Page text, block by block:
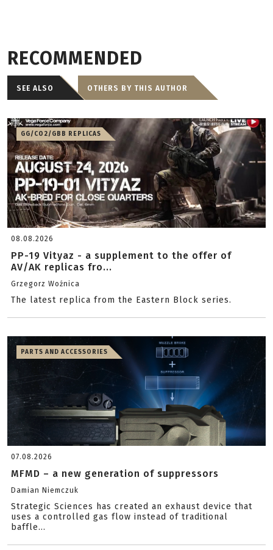
RECOMMENDED
SEE ALSO OTHERS BY THIS AUTHOR
GG/CO2/GBB REPLICAS
08.08.2026
PP-19 Vityaz - a supplement to the offer of
AV/AK replicas fro...
Grzegorz Woźnica
The latest replica from the Eastern Block series.
PARTS AND ACCESSORIES
07.08.2026
MFMD – a new generation of suppressors
Damian Niemczuk
Strategic Sciences has created an exhaust device that
uses a controlled gas flow instead of traditional
baffle...